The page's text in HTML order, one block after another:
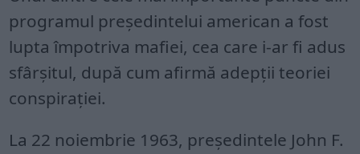
programul preşedintelui american a fost
lupta împotriva mafiei, cea care i-ar fi adus
sfârşitul, după cum afirmă adepţii teoriei
conspiraţiei.
La 22 noiembrie 1963, președintele John F.